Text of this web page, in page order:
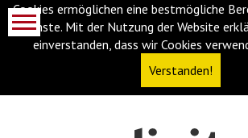
Cookies ermöglichen eine bestmögliche
Dienste. Mit der Nutzung der Website
einverstanden, dass wir Cookies
Verstanden!